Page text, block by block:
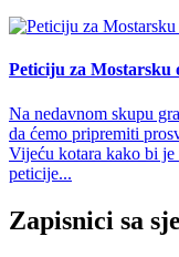
Peticiju za Mostarsku
Na nedavnom skupu
da ćemo pripremiti
Vijeću kotara kako bi
peticije...
Zapisnici sa